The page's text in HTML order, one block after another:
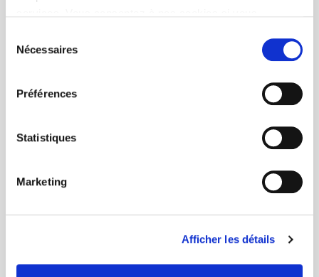
Nécessaires
Préférences
Statistiques
Marketing
Afficher les détails